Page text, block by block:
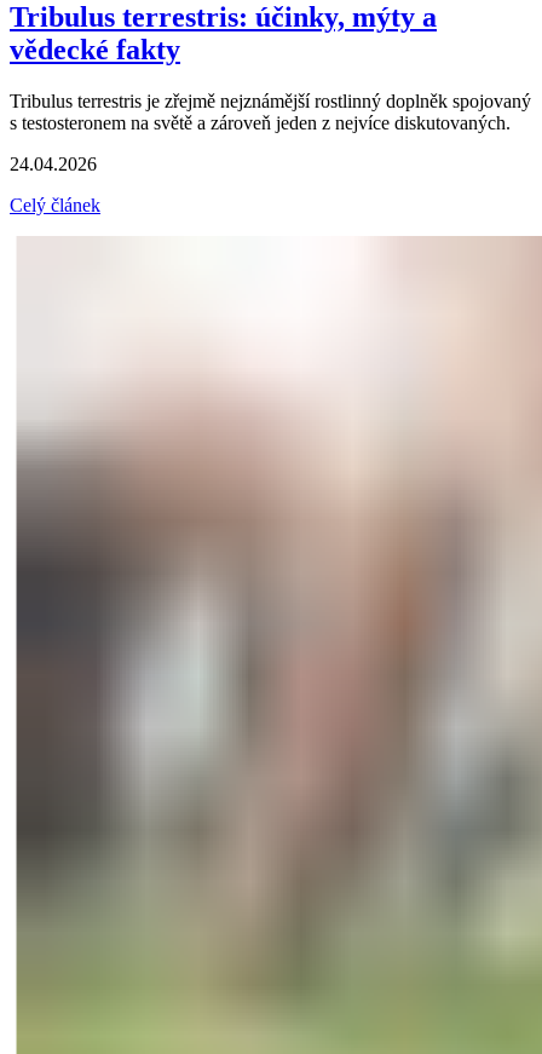
Tribulus terrestris: účinky, mýty a
vědecké fakty
Tribulus terrestris je zřejmě nejznámější rostlinný doplněk spojovaný
s testosteronem na světě a zároveň jeden z nejvíce diskutovaných.
24.04.2026
Celý článek